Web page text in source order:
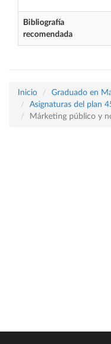
Bibliografía
recomendada
Inicio
Graduado en
Asignaturas del plan
Márketing público y